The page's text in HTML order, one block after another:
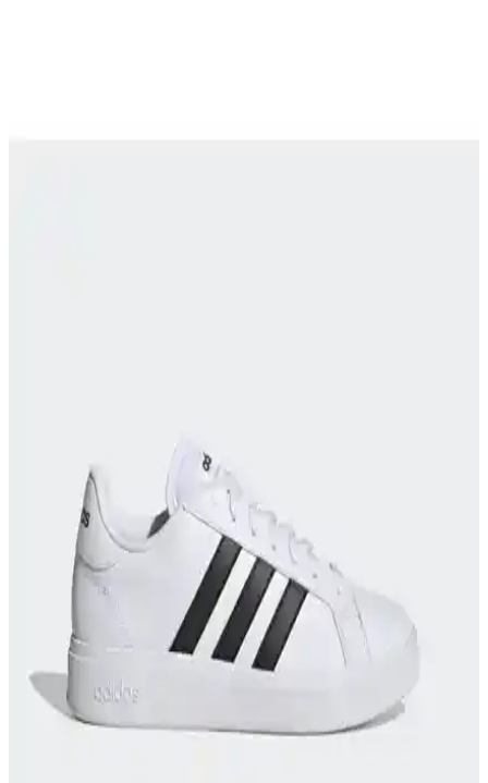
Hummel OSLO Pembe Kadın Spor Ayakkabısı: Şık
ve Konforlu Günlük Kullanım Ayakkabısı
Hummel OSLO pembe kadın spor ayakkabısı, şıklık ve konforu bir
araya getirerek günlük ve spor aktivitelerinde ideal kullanım sağlar,
hafifliği ve dayanıklılığıyla öne çıkar.
Kadın Siyah Spor Ayakkabıları: Konfor ve Şıklığın
Buluştuğu Adidas Modelleri
Kadınlar için tasarlanan Adidas siyah spor ayakkabıları, konfor,
şıklık ve dayanıklılığı bir arada sunar. Günlük ve spor kullanımına
uygun modellerle tarzınızı tamamlayın.